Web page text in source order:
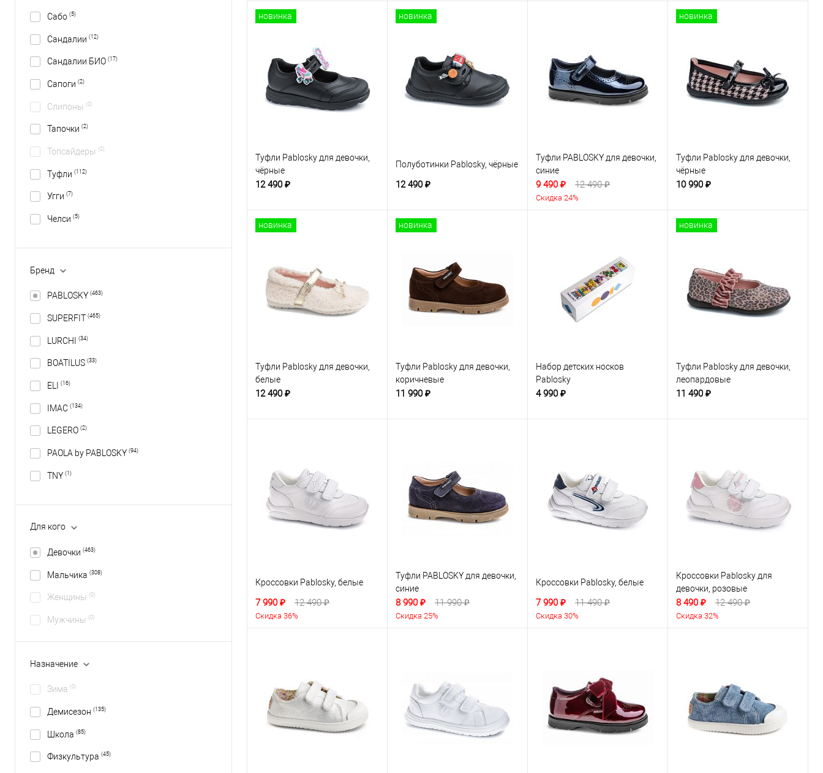
Сабо (5)
Сандалии (12)
Сандалии БИО (17)
Сапоги (2)
Слипоны (0)
Тапочки (2)
Топсайдеры (0)
Туфли (112)
Угги (7)
Челси (5)
Бренд
PABLOSKY (463)
SUPERFIT (465)
LURCHI (34)
BOATILUS (33)
ELI (16)
IMAC (134)
LEGERO (2)
PAOLA by PABLOSKY (94)
TNY (1)
Для кого
Девочки (463)
Мальчика (308)
Женщины (0)
Мужчины (0)
Назначение
Зима (0)
Демисезон (135)
Школа (85)
Физкультура (45)
новинка
Туфли Pablosky для девочки,
чёрные
12 490 ₽
новинка
Полуботинки Pablosky, чёрные
12 490 ₽
Туфли PABLOSKY для девочки,
синие
9 490 ₽ 12 490 ₽
Скидка 24%
новинка
Туфли Pablosky для девочки,
чёрные
10 990 ₽
новинка
Туфли Pablosky для девочки,
белые
12 490 ₽
новинка
Туфли Pablosky для девочки,
коричневые
11 990 ₽
Набор детских носков
Pablosky
4 990 ₽
новинка
Туфли Pablosky для девочки,
леопардовые
11 490 ₽
Кроссовки Pablosky, белые
7 990 ₽ 12 490 ₽
Скидка 36%
Туфли PABLOSKY для девочки,
синие
8 990 ₽ 11 990 ₽
Скидка 25%
Кроссовки Pablosky, белые
7 990 ₽ 11 490 ₽
Скидка 30%
Кроссовки Pablosky для
девочки, розовые
8 490 ₽ 12 490 ₽
Скидка 32%